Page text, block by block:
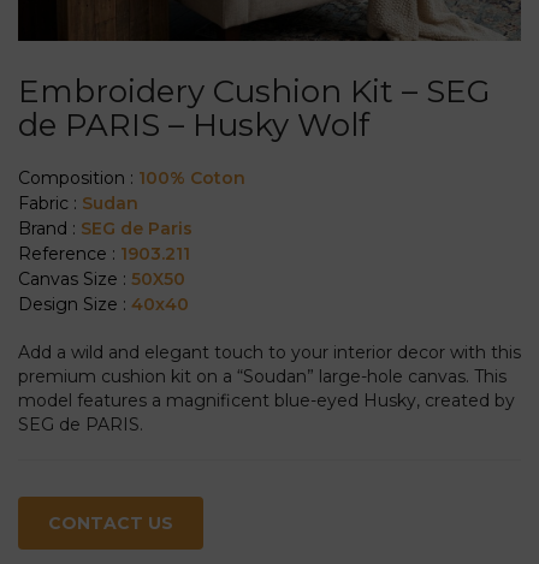
Embroidery Cushion Kit – SEG
de PARIS – Husky Wolf
Composition : 100% Coton
Fabric : Sudan
Brand : SEG de Paris
Reference : 1903.211
Canvas Size : 50X50
Design Size : 40x40
Add a wild and elegant touch to your interior decor with this
premium cushion kit on a “Soudan” large-hole canvas. This
model features a magnificent blue-eyed Husky, created by
SEG de PARIS.
CONTACT US